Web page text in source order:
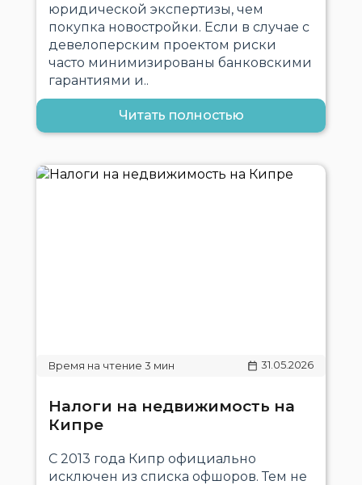
юридической экспертизы, чем
покупка новостройки. Если в случае с
девелоперским проектом риски
часто минимизированы банковскими
гарантиями и..
Читать полностью
31.05.2026
Налоги на недвижимость на
Кипре
С 2013 года Кипр официально
исключен из списка офшоров. Тем не